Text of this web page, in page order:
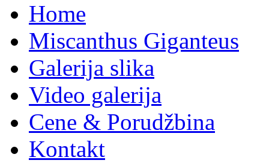
Home
Miscanthus Giganteus
Galerija slika
Video galerija
Cene & Porudžbina
Kontakt